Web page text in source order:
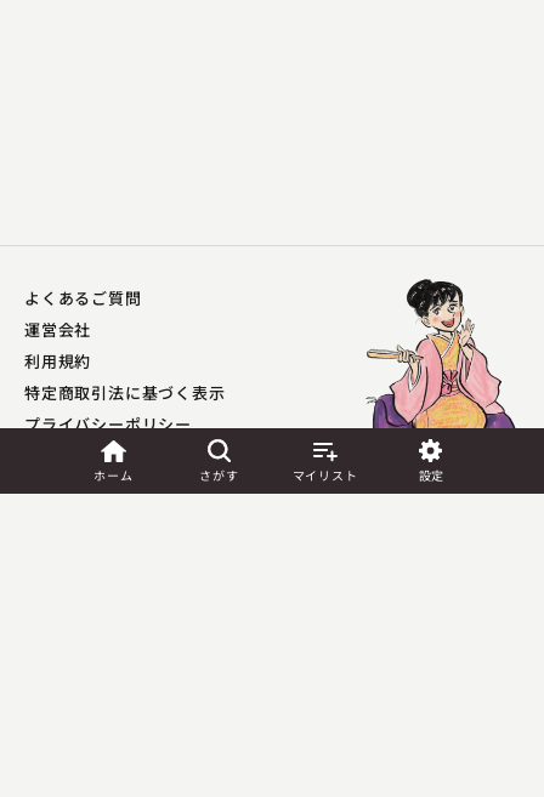
ホーム さがす マイリスト 設定
よくあるご質問
運営会社
利用規約
特定商取引法に基づく表示
プライバシーポリシー​
外部送信ポリシー